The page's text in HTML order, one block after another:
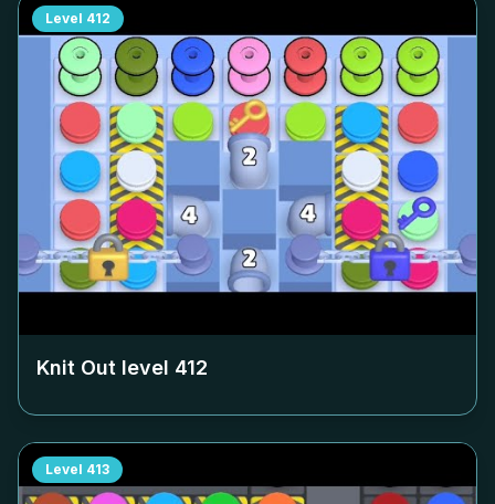
Level 412
Knit Out level 412
Level 413